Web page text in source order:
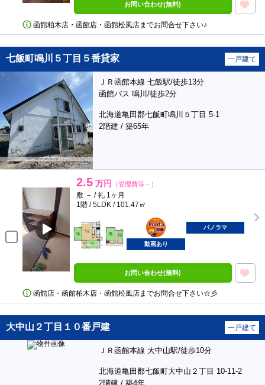
お問い合わせ(無料)
函館柏木店・函館店・函館松風店までお問合せ下さい♪
七飯町鳴川５丁目５番貸家 一戸建て
ＪＲ函館本線 七飯駅/徒歩13分
函館バス 鳴川/徒歩2分
北海道亀田郡七飯町鳴川５丁目 5-1
2階建 / 築65年
2.5 万円 （管理費等－）
敷 － / 礼 1ヶ月
1階 / 5LDK / 101.47㎡
ポンタ
部屋
パノラマ
動画あり
お問い合わせ(無料)
函館店・函館柏木店・函館松風店までお問合せ下さい☆彡
大中山２丁目１０番戸建 一戸建て
ＪＲ函館本線 大中山駅/徒歩10分
北海道亀田郡七飯町大中山２丁目 10-11-2
2階建 / 築4年